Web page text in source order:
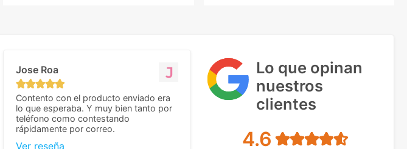
Lo que opinan
nuestros
clientes
4.6
Jose Roa
Contento con el producto enviado era
lo que esperaba. Y muy bien tanto por
teléfono como contestando
rápidamente por correo.
Ver reseña